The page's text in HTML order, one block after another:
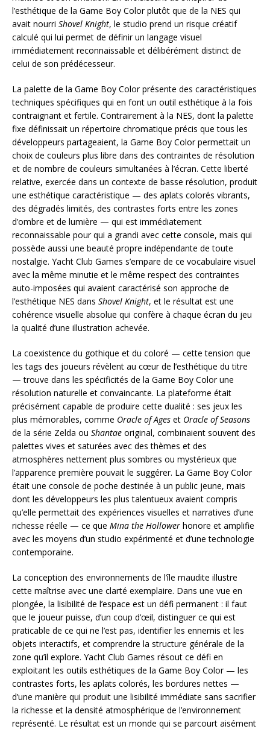
l’esthétique de la Game Boy Color plutôt que de la NES qui
avait nourri Shovel Knight, le studio prend un risque créatif
calculé qui lui permet de définir un langage visuel
immédiatement reconnaissable et délibérément distinct de
celui de son prédécesseur.
La palette de la Game Boy Color présente des caractéristiques
techniques spécifiques qui en font un outil esthétique à la fois
contraignant et fertile. Contrairement à la NES, dont la palette
fixe définissait un répertoire chromatique précis que tous les
développeurs partageaient, la Game Boy Color permettait un
choix de couleurs plus libre dans des contraintes de résolution
et de nombre de couleurs simultanées à l’écran. Cette liberté
relative, exercée dans un contexte de basse résolution, produit
une esthétique caractéristique — des aplats colorés vibrants,
des dégradés limités, des contrastes forts entre les zones
d’ombre et de lumière — qui est immédiatement
reconnaissable pour qui a grandi avec cette console, mais qui
possède aussi une beauté propre indépendante de toute
nostalgie. Yacht Club Games s’empare de ce vocabulaire visuel
avec la même minutie et le même respect des contraintes
auto-imposées qui avaient caractérisé son approche de
l’esthétique NES dans Shovel Knight, et le résultat est une
cohérence visuelle absolue qui confère à chaque écran du jeu
la qualité d’une illustration achevée.
La coexistence du gothique et du coloré — cette tension que
les tags des joueurs révèlent au cœur de l’esthétique du titre
— trouve dans les spécificités de la Game Boy Color une
résolution naturelle et convaincante. La plateforme était
précisément capable de produire cette dualité : ses jeux les
plus mémorables, comme Oracle of Ages et Oracle of Seasons
de la série Zelda ou Shantae original, combinaient souvent des
palettes vives et saturées avec des thèmes et des
atmosphères nettement plus sombres ou mystérieux que
l’apparence première pouvait le suggérer. La Game Boy Color
était une console de poche destinée à un public jeune, mais
dont les développeurs les plus talentueux avaient compris
qu’elle permettait des expériences visuelles et narratives d’une
richesse réelle — ce que Mina the Hollower honore et amplifie
avec les moyens d’un studio expérimenté et d’une technologie
contemporaine.
La conception des environnements de l’île maudite illustre
cette maîtrise avec une clarté exemplaire. Dans une vue en
plongée, la lisibilité de l’espace est un défi permanent : il faut
que le joueur puisse, d’un coup d’œil, distinguer ce qui est
praticable de ce qui ne l’est pas, identifier les ennemis et les
objets interactifs, et comprendre la structure générale de la
zone qu’il explore. Yacht Club Games résout ce défi en
exploitant les outils esthétiques de la Game Boy Color — les
contrastes forts, les aplats colorés, les bordures nettes —
d’une manière qui produit une lisibilité immédiate sans sacrifier
la richesse et la densité atmosphérique de l’environnement
représenté. Le résultat est un monde qui se parcourt aisément